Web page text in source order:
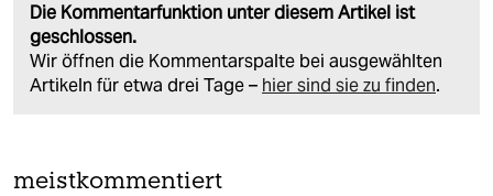
Die Kommentarfunktion unter diesem Artikel ist
geschlossen.
Wir öffnen die Kommentarspalte bei ausgewählten
Artikeln für etwa drei Tage – hier sind sie zu finden.
meistkommentiert